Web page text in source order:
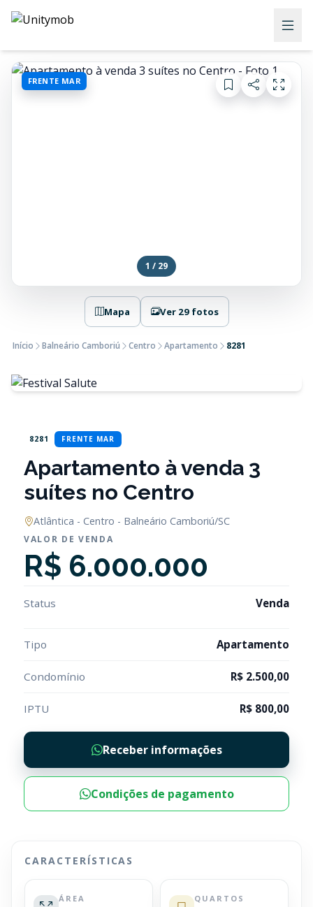
FRENTE MAR
1 / 29
Mapa Ver 29 fotos
Início Balneário Camboriú Centro Apartamento 8281
8281 FRENTE MAR
Apartamento à venda 3
suítes no Centro
Atlântica - Centro - Balneário Camboriú/SC
VALOR DE VENDA
R$ 6.000.000
Status Venda
Tipo Apartamento
Condomínio R$ 2.500,00
IPTU R$ 800,00
Receber informações
Condições de pagamento
CARACTERÍSTICAS
ÁREA QUARTOS